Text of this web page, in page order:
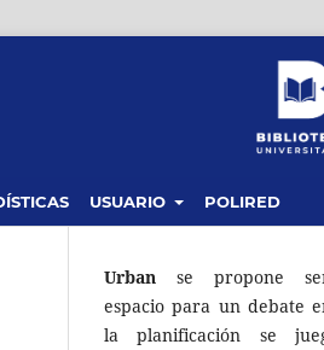
USUARIO POLIRED
Urban se propone
espacio para un debate
la planificación se